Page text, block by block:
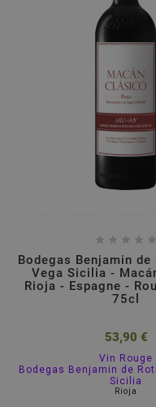
    
Bodegas Benjamin
Vega Sicilia -
Rioja - Espagne -
75cl
53,90 €
Vin Rouge
Bodegas Benjamin de
Sicilia
Rioja